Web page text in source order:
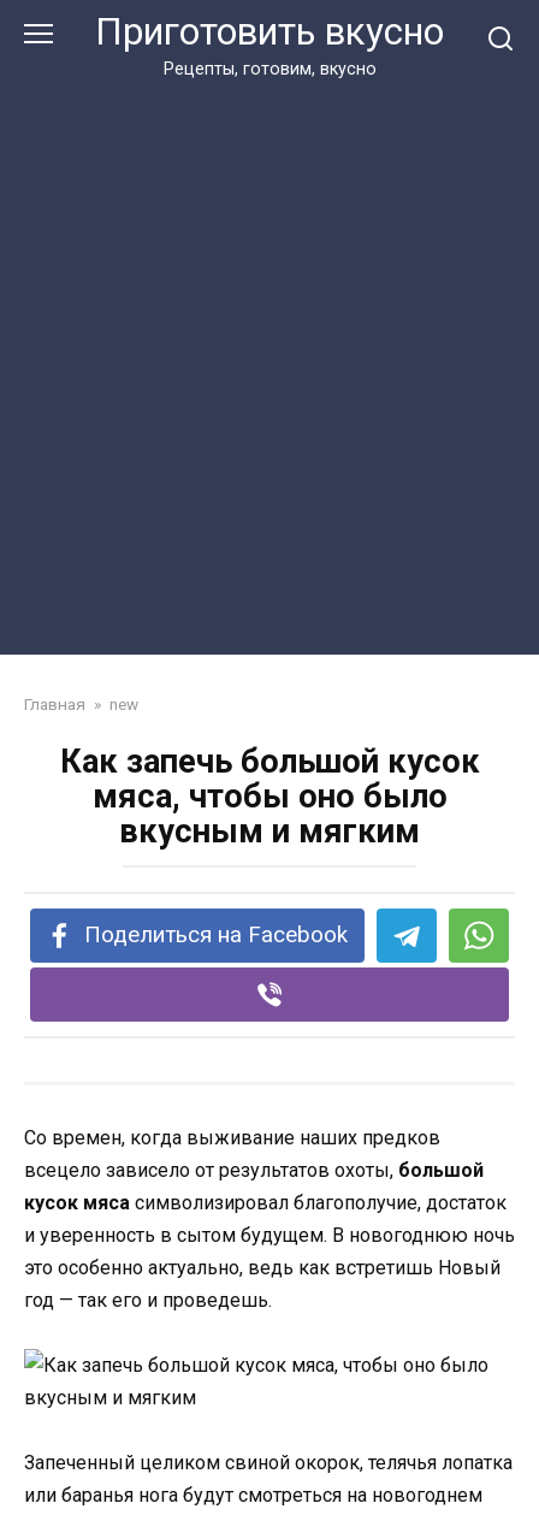
Приготовить вкусно
Рецепты, готовим, вкусно
Главная » new
Как запечь большой кусок
мяса, чтобы оно было
вкусным и мягким
Поделиться на Facebook
Со времен, когда выживание наших предков
всецело зависело от результатов охоты, большой
кусок мяса символизировал благополучие, достаток
и уверенность в сытом будущем. В новогоднюю ночь
это особенно актуально, ведь как встретишь Новый
год — так его и проведешь.
Запеченный целиком свиной окорок, телячья лопатка
или баранья нога будут смотреться на новогоднем